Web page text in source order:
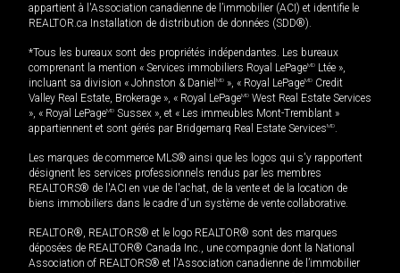
appartient à l'Association canadienne de l’immobilier (ACI) et identifie le
REALTOR.ca Installation de distribution de données (SDD®).
*Tous les bureaux sont des propriétés indépendantes. Les bureaux
comprenant la mention « Services immobiliers Royal LePageMD Ltée »,
incluant sa division « Johnston & Daniel MD », « Royal LePageMD Credit
Valley Real Estate, Brokerage », « Royal LePageMD West Real Estate Services
», « Royal LePageMD Sussex », et « Les immeubles Mont-Tremblant »
appartiennent et sont gérés par Bridgemarq Real Estate ServicesMD.
Les marques de commerce MLS® ainsi que les logos qui s'y rapportent
désignent les services professionnels rendus par les membres
REALTORS® de l'ACI en vue de l'achat, de la vente et de la location de
biens immobiliers dans le cadre d'un système de vente collaborative.
REALTOR®, REALTORS® et le logo REALTOR® sont des marques
déposées de REALTOR® Canada Inc., une compagnie dont la National
Association of REALTORS® et l'Association canadienne de l’immobilier